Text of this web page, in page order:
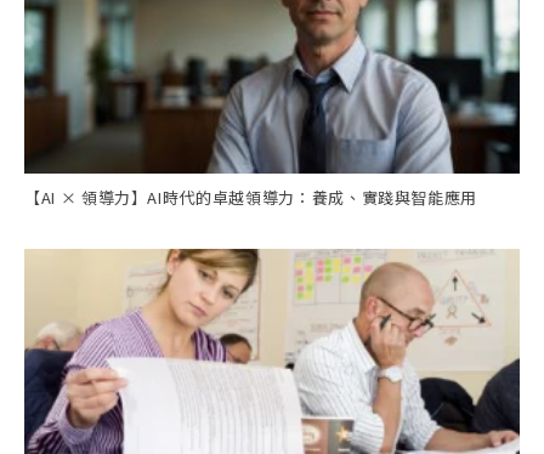
【AI × 領導力】AI時代的卓越領導力：養成、實踐與智能應用